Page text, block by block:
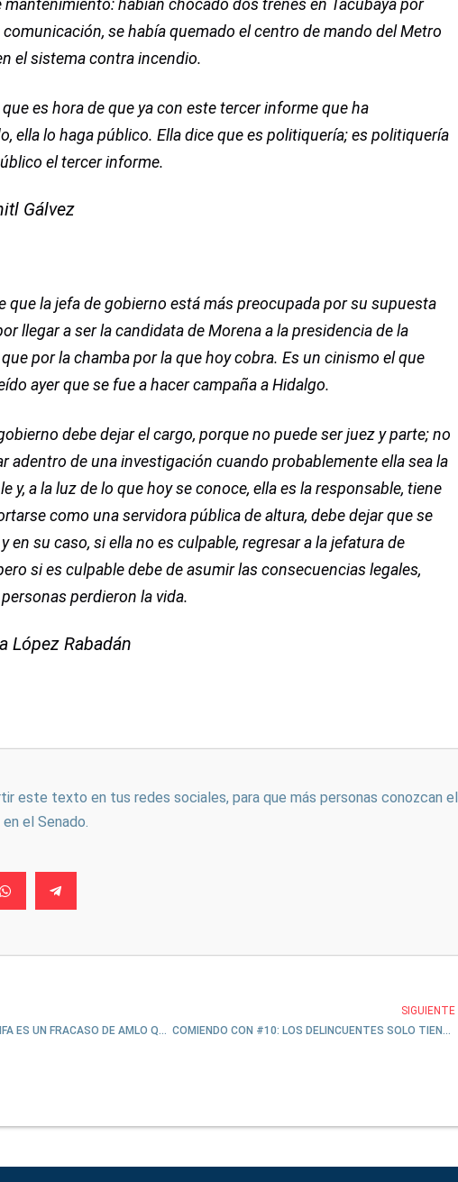
mantenimiento: habían chocado dos trenes en Tacubaya por
comunicación, se había quemado el centro de mando del Metro
el sistema contra incendio.
es hora de que ya con este tercer informe que ha
ella lo haga público. Ella dice que es politiquería; es politiquería
el tercer informe.
Gálvez
que la jefa de gobierno está más preocupada por su supuesta
llegar a ser la candidata de Morena a la presidencia de la
por la chamba por la que hoy cobra. Es un cinismo el que
ayer que se fue a hacer campaña a Hidalgo.
debe dejar el cargo, porque no puede ser juez y parte; no
adentro de una investigación cuando probablemente ella sea la
y, a la luz de lo que hoy se conoce, ella es la responsable, tiene
como una servidora pública de altura, debe dejar que se
en su caso, si ella no es culpable, regresar a la jefatura de
si es culpable debe de asumir las consecuencias legales,
perdieron la vida.
López Rabadán
este texto en tus redes sociales, para que más personas conozcan el
el Senado.
SIGUIENTE